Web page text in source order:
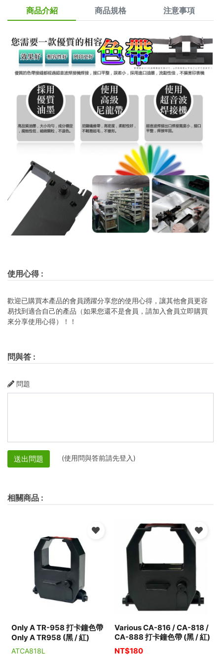
商品介紹 商品規格 注意事項
使用心得:
歡迎已購買本產品的會員踴躍分享您的使用心得，讓其他會員更容
易找到適合自己的產品（如果您還不是會員，請加入會員立即購買
來分享使用心得）！！
問與答 :
問題
送出問題 (使用問與答前請先登入)
相關商品 :
Only A TR-958 打卡鐘色帶
Only A TR958 (黑 / 紅)
ATCA818L
Various CA-816 / CA-818 /
CA-888 打卡鐘色帶 (黑 / 紅)
NT$180